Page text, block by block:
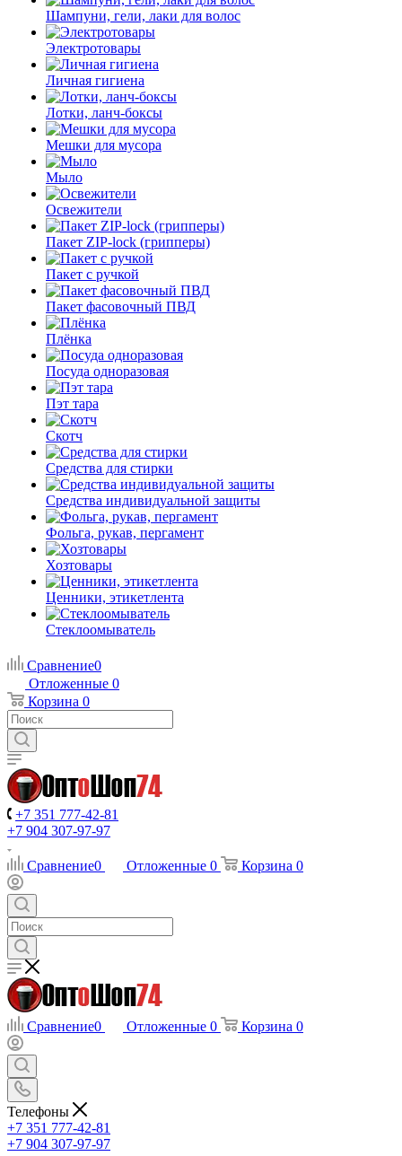
Шампуни, гели, лаки для волос
Электротовары
Личная гигиена
Лотки, ланч-боксы
Мешки для мусора
Мыло
Освежители
Пакет ZIP-lock (грипперы)
Пакет с ручкой
Пакет фасовочный ПВД
Плёнка
Посуда одноразовая
Пэт тара
Скотч
Средства для стирки
Средства индивидуальной защиты
Фольга, рукав, пергамент
Хозтовары
Ценники, этикетлента
Стеклоомыватель
Сравнение0
Отложенные 0
Корзина 0
+7 351 777-42-81
+7 904 307-97-97
Сравнение0 Отложенные 0 Корзина 0
Сравнение0 Отложенные 0 Корзина 0
Телефоны
+7 351 777-42-81
+7 904 307-97-97